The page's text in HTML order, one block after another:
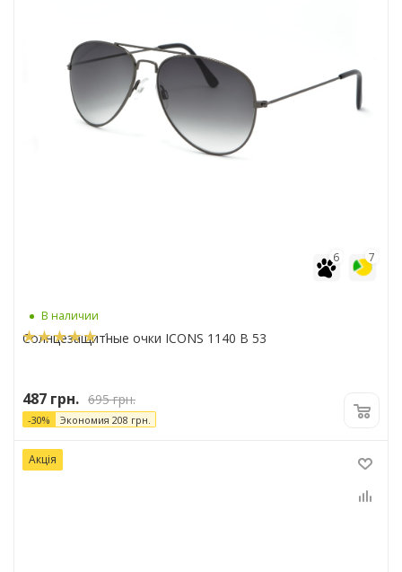
7
6
В наличии
1
Солнцезащитные очки ICONS 1140 B 53
487 грн. 695грн.
-30% Экономия 208 грн.
Акція